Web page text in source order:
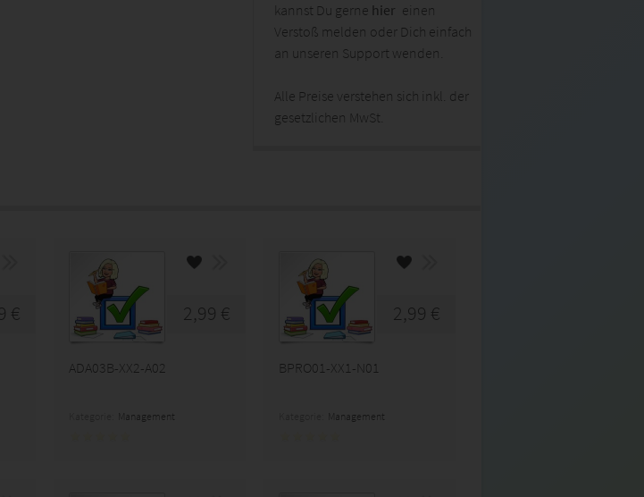
kannst Du gerne hier einen
Verstoß melden oder Dich einfach
an unseren Support wenden.
Alle Preise verstehen sich inkl. der
gesetzlichen MwSt.
€ 2,99 €
ADA03B-XX2-A02
Management
2,99 €
BPRO01-XX1-N01
Management